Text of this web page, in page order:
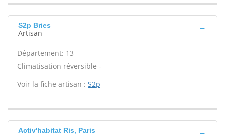
S2p Bries
Artisan
Département: 13
Climatisation réversible -
Voir la fiche artisan : S2p
Activ'habitat Ris, Paris